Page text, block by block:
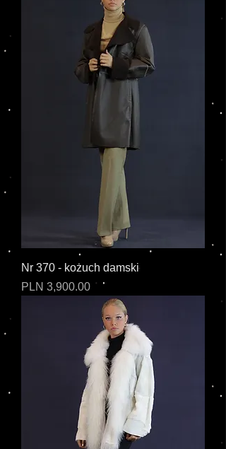
Nr 370 - kożuch damski
Cena
PLN 3,900.00